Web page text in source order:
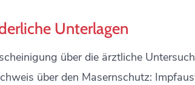
Unterlagen
über die ärztliche
über den Masernschutz: